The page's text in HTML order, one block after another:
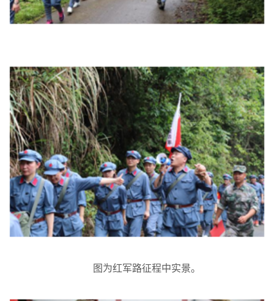
图为红军路征程中实景。